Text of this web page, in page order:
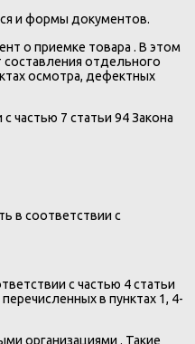
и формы документов.
о приемке товара . В этом
отдельного
осмотра, дефектных
частью 7 статьи 94 Закона
в соответствии с
с частью 4 статьи
в пунктах 1, 4-
организациями . Такие